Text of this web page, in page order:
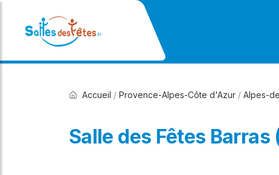
Accueil / Provence-Alpes-Côte d'Azur / Alpes-
Salle des Fêtes